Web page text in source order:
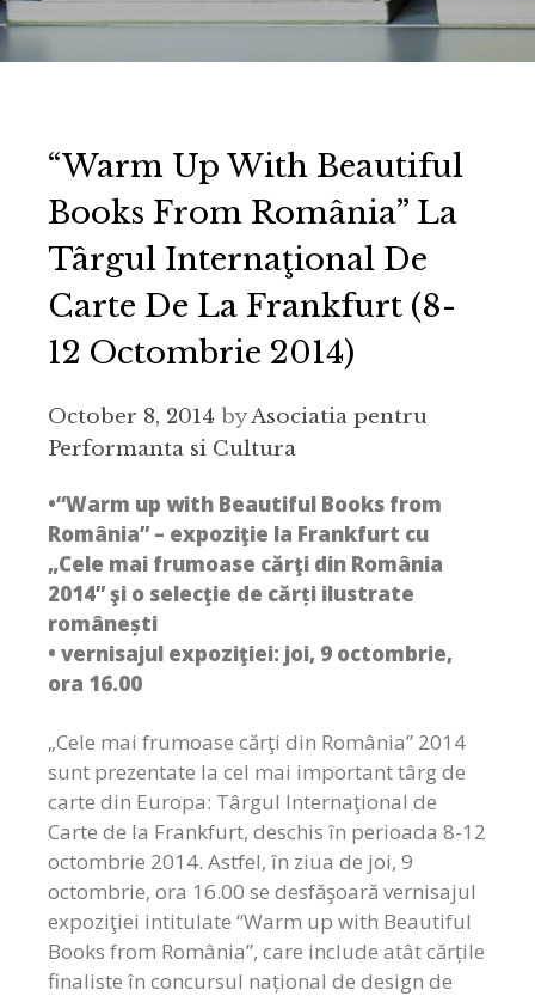
“Warm Up With Beautiful
Books From România” La
Târgul Internaţional De
Carte De La Frankfurt (8-
12 Octombrie 2014)
October 8, 2014 byAsociatia pentru
Performanta si Cultura
•“Warm up with Beautiful Books from
România” – expoziţie la Frankfurt cu
„Cele mai frumoase cărţi din România
2014” şi o selecţie de cărți ilustrate
românești
• vernisajul expoziţiei: joi, 9 octombrie,
ora 16.00
„Cele mai frumoase cărţi din România” 2014
sunt prezentate la cel mai important târg de
carte din Europa: Târgul Internaţional de
Carte de la Frankfurt, deschis în perioada 8-12
octombrie 2014. Astfel, în ziua de joi, 9
octombrie, ora 16.00 se desfăşoară vernisajul
expoziţiei intitulate “Warm up with Beautiful
Books from România”, care include atât cărțile
finaliste în concursul național de design de